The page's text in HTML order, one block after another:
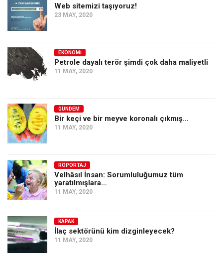
Web sitemizi taşıyoruz!
23 MAY, 2020
EKONOMI
Petrole dayalı terör şimdi çok daha maliyetli
11 MAY, 2020
GÜNDEM
Bir keçi ve bir meyve koronalı çıkmış…
11 MAY, 2020
RÖPORTAJ
Velhâsıl İnsan: Sorumluluğumuz tüm
yaratılmışlara…
11 MAY, 2020
KAPAK
İlaç sektörünü kim dizginleyecek?
11 MAY, 2020